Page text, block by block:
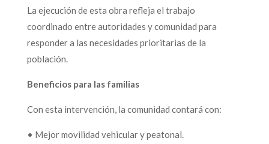
La ejecución de esta obra refleja el trabajo
coordinado entre autoridades y comunidad para
responder a las necesidades prioritarias de la
población.
Beneficios para las familias
Con esta intervención, la comunidad contará con:
• Mejor movilidad vehicular y peatonal.